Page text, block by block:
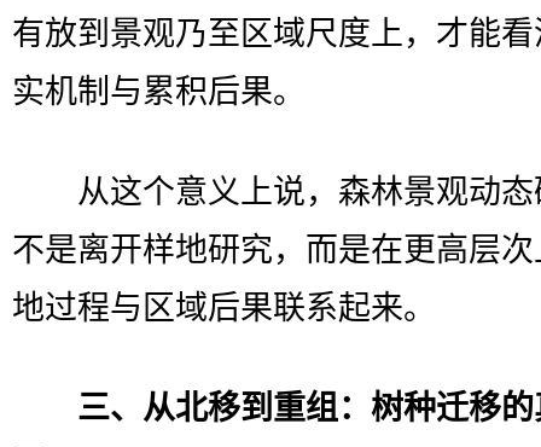
有放到景观乃至区域尺度上，才能
实机制与累积后果。
从这个意义上说，森林景观动态
不是离开样地研究，而是在更高层
地过程与区域后果联系起来。
三、从北移到重组：树种迁移